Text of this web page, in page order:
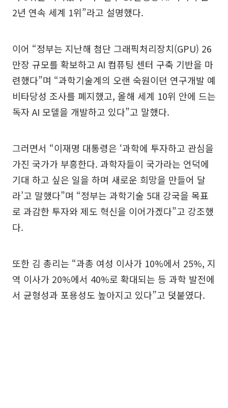
2년 연속 세계 1위”라고 설명했다.
이어 “정부는 지난해 첨단 그래픽처리장치(GPU) 26
만장 규모를 확보하고 AI 컴퓨팅 센터 구축 기반을 마
련했다”며 “과학기술계의 오랜 숙원이던 연구개발 예
비타당성 조사를 폐지했고, 올해 세계 10위 안에 드는
독자 AI 모델을 개발하고 있다”고 말했다.
그러면서 “이재명 대통령은 ‘과학에 투자하고 관심을
가진 국가가 부흥한다. 과학자들이 국가라는 언덕에
기대 하고 싶은 일을 하며 새로운 희망을 만들어 달
라’고 말했다”며 “정부는 과학기술 5대 강국을 목표
로 과감한 투자와 제도 혁신을 이어가겠다”고 강조했
다.
또한 김 총리는 “과총 여성 이사가 10%에서 25%, 지
역 이사가 20%에서 40%로 확대되는 등 과학 발전에
서 균형성과 포용성도 높아지고 있다”고 덧붙였다.